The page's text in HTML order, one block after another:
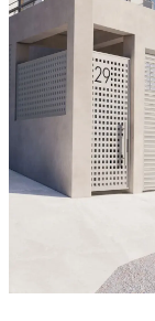
Cloud House | 236
Крым, г. о. Алушта, с. Лучистое
Villa Lithos | 283 м²